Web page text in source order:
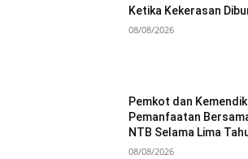
Ketika Kekerasan
08/08/2026
Pemkot dan
Pemanfaatan
NTB Selama Lima
08/08/2026